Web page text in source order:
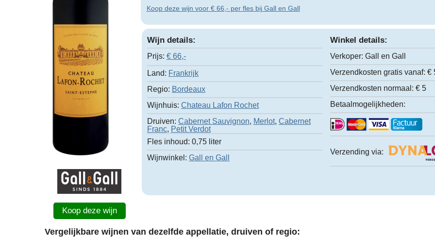
Koop deze wijn
Koop deze wijn voor € 66,- per fles bij Gall en Gall
Wijn details:
Prijs: € 66,-
Land: Frankrijk
Regio: Bordeaux
Wijnhuis: Chateau Lafon Rochet
Druiven: Cabernet Sauvignon, Merlot, Cabernet
Franc, Petit Verdot
Fles inhoud: 0,75 liter
Wijnwinkel: Gall en Gall
Winkel details:
Verkoper: Gall en Gall
Verzendkosten gratis vanaf: €
Verzendkosten normaal: € 5
Betaalmogelijkheden:
Verzending via:
Vergelijkbare wijnen van dezelfde appellatie, druiven of regio: